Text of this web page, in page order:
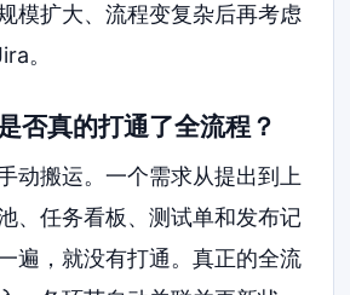
模扩大、流程变复杂后再考虑
。
否真的打通了全流程？
动搬运。一个需求从提出到上
、任务看板、测试单和发布记
遍，就没有打通。真正的全流